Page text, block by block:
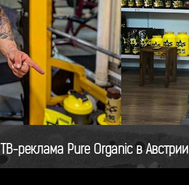
ТВ-реклама Pure Organic в Австрии